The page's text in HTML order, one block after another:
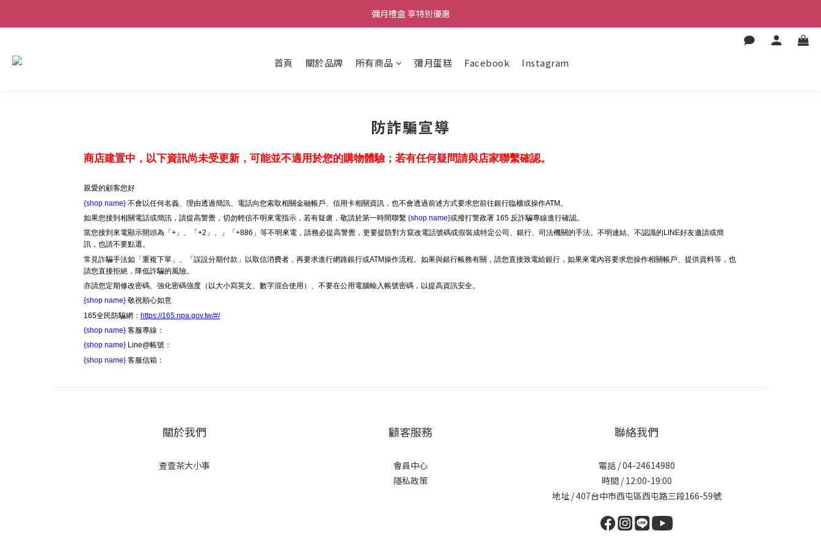
彌月禮盒 享特別優惠
彌月禮盒 享特別優惠
彌月禮盒 享特別優惠
首頁 關於品牌 所有商品 彌月蛋糕 Facebook Instagram
防詐騙宣導
商店建置中，以下資訊尚未受更新，可能並不適用於您的購物體驗；若有任何疑問請與店家聯繫確認。
親愛的顧客您好
{shop name} 不會以任何名義、理由透過簡訊、電話向您索取相關金融帳戶、信用卡相關資訊，也不會透過前述方式要求您前往銀行臨櫃或操作ATM。
如果您接到相關電話或簡訊，請提高警覺，切勿輕信不明來電指示，若有疑慮，敬請於第一時間聯繫 {shop name}或撥打警政署 165 反詐騙專線進行確認。
當您接到來電顯示開頭為「+」、「+2」、」「+886」等不明來電，請務必提高警覺，更要提防對方竄改電話號碼或假裝成特定公司、銀行、司法機關的手法。不明連結、不認識的LINE好友邀請或簡
訊，也請不要點選。
常見詐騙手法如「重複下單」、「誤設分期付款」以取信消費者，再要求進行網路銀行或ATM操作流程。如果與銀行帳務有關，請您直接致電給銀行，如果來電內容要求您操作相關帳戶、提供資料等，也
請您直接拒絕，降低詐騙的風險。
亦請您定期修改密碼、強化密碼強度（以大小寫英文、數字混合使用）、不要在公用電腦輸入帳號密碼，以提高資訊安全。
{shop name} 敬祝順心如意
165全民防騙網： https://165.npa.gov.tw/#/
{shop name} 客服專線：
{shop name} Line@帳號：
{shop name} 客服信箱：
關於我們
查壹茶大小事
顧客服務
會員中心
隱私政策
聯絡我們
電話 / 04-24614980
時間 / 12:00-19:00
地址 / 407台中市西屯區西屯路三段166-59號